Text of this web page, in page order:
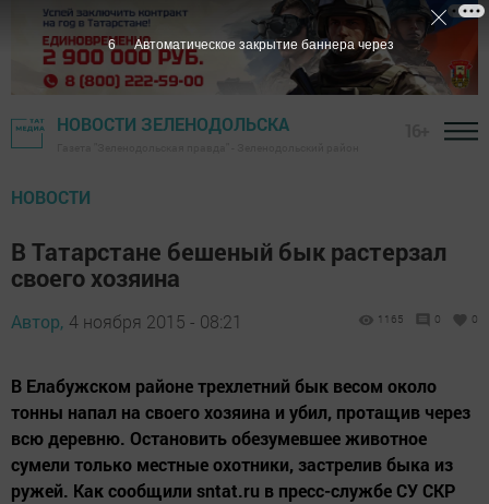
НОВОСТИ ЗЕЛЕНОДОЛЬСКА
НОВОСТИ
В Татарстане бешеный бык растерзал
своего хозяина
Автор, 4 ноября 2015 - 08:21 1165 0 0
В Елабужском районе трехлетний бык весом около
тонны напал на своего хозяина и убил, протащив через
всю деревню. Остановить обезумевшее животное
сумели только местные охотники, застрелив быка из
ружей. Как сообщили sntat.ru в пресс-службе СУ СКР
5 Автоматическое закрытие баннера через